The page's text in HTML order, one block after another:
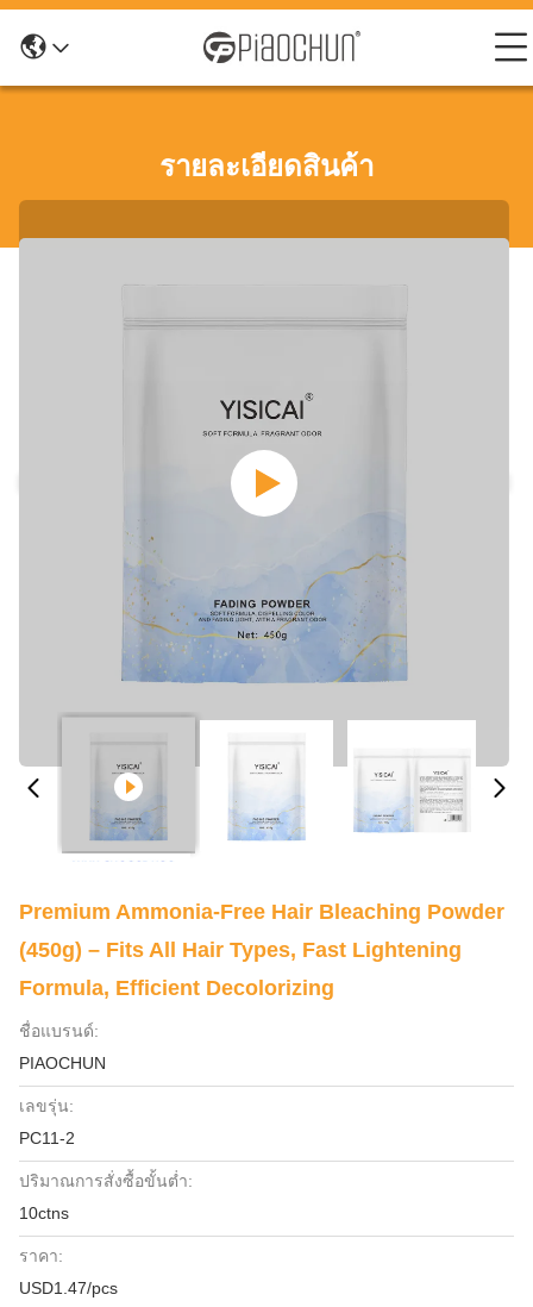
รายละเอียดสินค้า
Premium Ammonia-Free Hair Bleaching Powder
(450g) – Fits All Hair Types, Fast Lightening
Formula, Efficient Decolorizing
ชื่อแบรนด์:
PIAOCHUN
เลขรุ่น:
PC11-2
ปริมาณการสั่งซื้อขั้นต่ำ:
10ctns
ราคา:
USD1.47/pcs